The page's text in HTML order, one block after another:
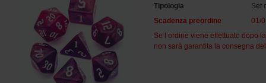
Tipologia
Set
Scadenza preordine
01/
Se l’ordine viene effettuato dopo
non sarà garantita la consegna